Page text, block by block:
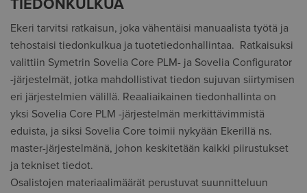
TIEDONKULKUA
Ekeri tarvitsi ratkaisun, joka vähentäisi manuaalista työtä ja
tehostaisi tiedonkulkua ja tuotetiedonhallintaa. Ratkaisuksi
valittiin Symetrin Sovelia Core PLM- ja Sovelia Configurator
-järjestelmät, jotka mahdollistivat tiedon sujuvan siirtymisen
eri järjestelmien välillä. Reaaliaikainen tiedonhallinta on
yksi Sovelia Core PLM -järjestelmän merkittävimmistä
eduista, ja siksi Sovelia Core toimii nykyään Ekerillä ns.
master-järjestelmänä, johon keskitetään kaikki piirustukset
ja tekniset tiedot.
Osalistojen materiaalimäärät perustuvat suunnitteluun